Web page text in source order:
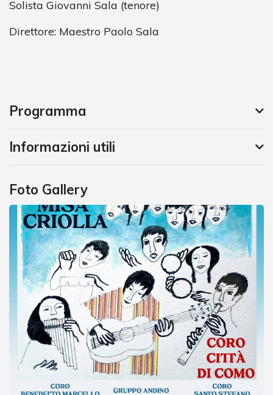
Solista Giovanni Sala (tenore)
Direttore: Maestro Paolo Sala
Programma
Informazioni utili
Foto Gallery